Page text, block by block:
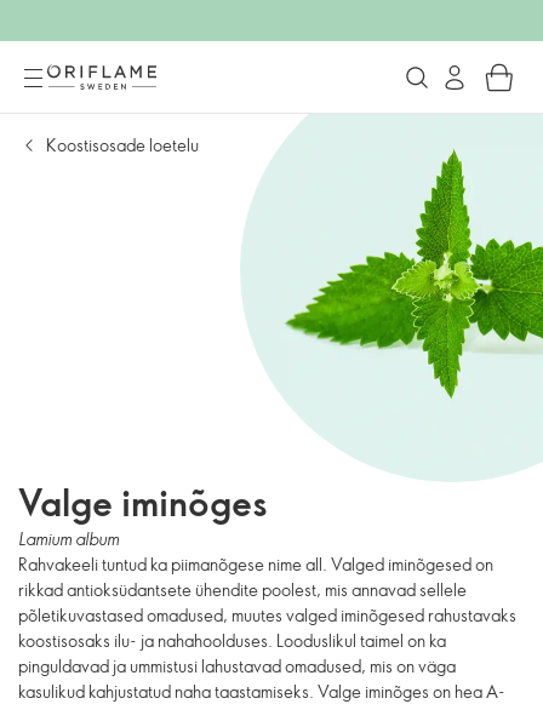
Koostisosade loetelu
Valge iminõges
Lamium album
Rahvakeeli tuntud ka piimanõgese nime all. Valged iminõgesed on
rikkad antioksüdantsete ühendite poolest, mis annavad sellele
põletikuvastased omadused, muutes valged iminõgesed rahustavaks
koostisosaks ilu- ja nahahoolduses. Looduslikul taimel on ka
pinguldavad ja ummistusi lahustavad omadused, mis on väga
kasulikud kahjustatud naha taastamiseks. Valge iminõges on hea A-